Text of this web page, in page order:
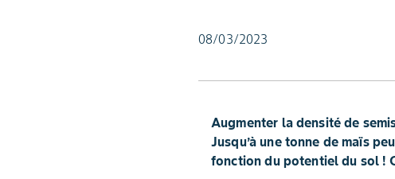
08/03/2023
Augmenter la densité de
Jusqu’à une tonne de maïs
fonction du potentiel du sol !